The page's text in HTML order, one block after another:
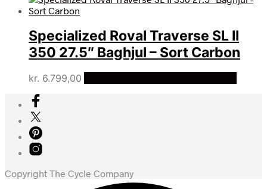
Specialized Roval Traverse SL II
350 27.5″ Baghjul – Sort Carbon
kr. 6.799,00
Copyright The Cycle Company